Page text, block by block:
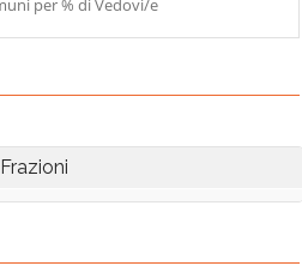
per % di Vedovi/e
Frazioni